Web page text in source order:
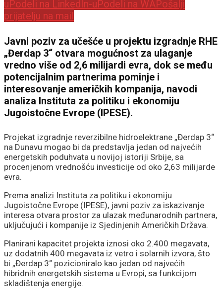
u Podeli na LinkedIn-u Podeli na WAPošalji
prijatelju na mail
Javni poziv za učešće u projektu izgradnje RHE
„Đerdap 3“ otvara mogućnost za ulaganje
vredno više od 2,6 milijardi evra, dok se među
potencijalnim partnerima pominje i
interesovanje američkih kompanija, navodi
analiza Instituta za politiku i ekonomiju
Jugoistočne Evrope (IPESE).
Projekat izgradnje reverzibilne hidroelektrane „Đerdap 3“
na Dunavu mogao bi da predstavlja jedan od najvećih
energetskih poduhvata u novijoj istoriji Srbije, sa
procenjenom vrednošću investicije od oko 2,63 milijarde
evra.
Prema analizi Instituta za politiku i ekonomiju
Jugoistočne Evrope (IPESE), javni poziv za iskazivanje
interesa otvara prostor za ulazak međunarodnih partnera,
uključujući i kompanije iz Sjedinjenih Američkih Država.
Planirani kapacitet projekta iznosi oko 2.400 megavata,
uz dodatnih 400 megavata iz vetro i solarnih izvora, što
bi „Đerdap 3“ pozicioniralo kao jedan od najvećih
hibridnih energetskih sistema u Evropi, sa funkcijom
skladištenja energije.